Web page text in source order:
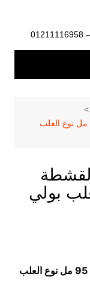
الطبات الألمنيوم لعلب القشطة طبة حجم 95 مل نوع العلب
العلب بولي
الطبات الألمنيوم لعلب القشطة طبة حجم 95 مل نوع العلب